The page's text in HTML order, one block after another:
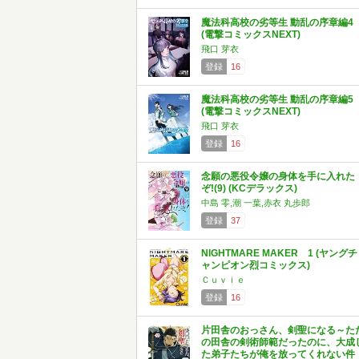
魔法科高校の劣等生 動乱の序章編4
(電撃コミックスNEXT)
飛口 芽衣
登録
16
魔法科高校の劣等生 動乱の序章編5
(電撃コミックスNEXT)
飛口 芽衣
登録
16
念願の悪役令嬢の身体を手に入れた
ぞ!(9) (KCデラックス)
中島 零,潮 一葉,赤衣 丸歩郎
登録
37
NIGHTMARE MAKER 1 (ヤングチ
ャンピオン烈コミックス)
Ｃｕｖｉｅ
登録
16
片田舎のおっさん、剣聖になる～た
の田舎の剣術師範だったのに、大成
た弟子たちが俺を放ってくれない件